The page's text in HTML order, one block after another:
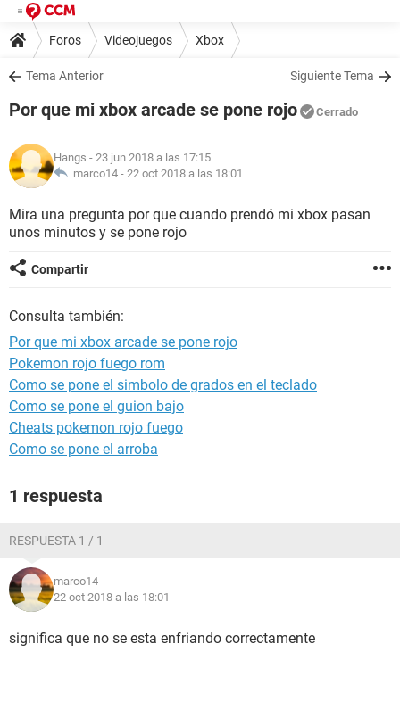
Foros Videojuegos Xbox
Tema Anterior Siguiente Tema
Por que mi xbox arcade se pone rojo Cerrado
Hangs - 23 jun 2018 a las 17:15
marco14 - 22 oct 2018 a las 18:01
Mira una pregunta por que cuando prendó mi xbox pasan
unos minutos y se pone rojo
Compartir
Consulta también:
Por que mi xbox arcade se pone rojo
Pokemon rojo fuego rom
Como se pone el simbolo de grados en el teclado
Como se pone el guion bajo
Cheats pokemon rojo fuego
Como se pone el arroba
1 respuesta
RESPUESTA 1 / 1
marco14
22 oct 2018 a las 18:01
significa que no se esta enfriando correctamente